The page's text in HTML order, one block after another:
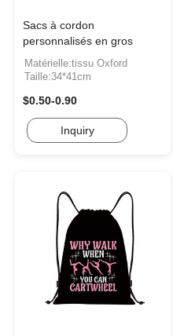
Sacs à cordon
personnalisés en gros
Matérielle:tissu Oxford
Taille:34*41cm
$0.50-0.90
Inquiry